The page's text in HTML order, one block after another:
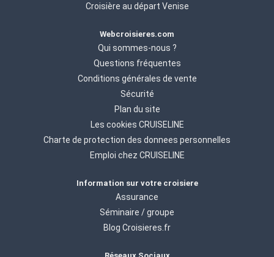
Croisière au départ Venise
Webcroisieres.com
Qui sommes-nous ?
Questions fréquentes
Conditions générales de vente
Sécurité
Plan du site
Les cookies CRUISELINE
Charte de protection des donnees personnelles
Emploi chez CRUISELINE
Information sur votre croisiere
Assurance
Séminaire / groupe
Blog Croisieres.fr